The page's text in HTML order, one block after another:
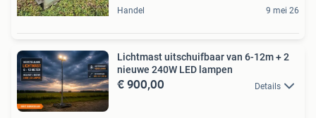
Handel 9 mei 26
Lichtmast uitschuifbaar van 6-12m + 2
nieuwe 240W LED lampen
€ 900,00 Details